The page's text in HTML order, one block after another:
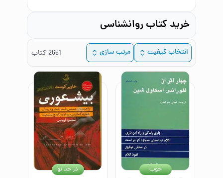
خرید کتاب روانشناسی
انتخاب کیفیت مرتب سازی 2651 کتاب
خوب در حد نو